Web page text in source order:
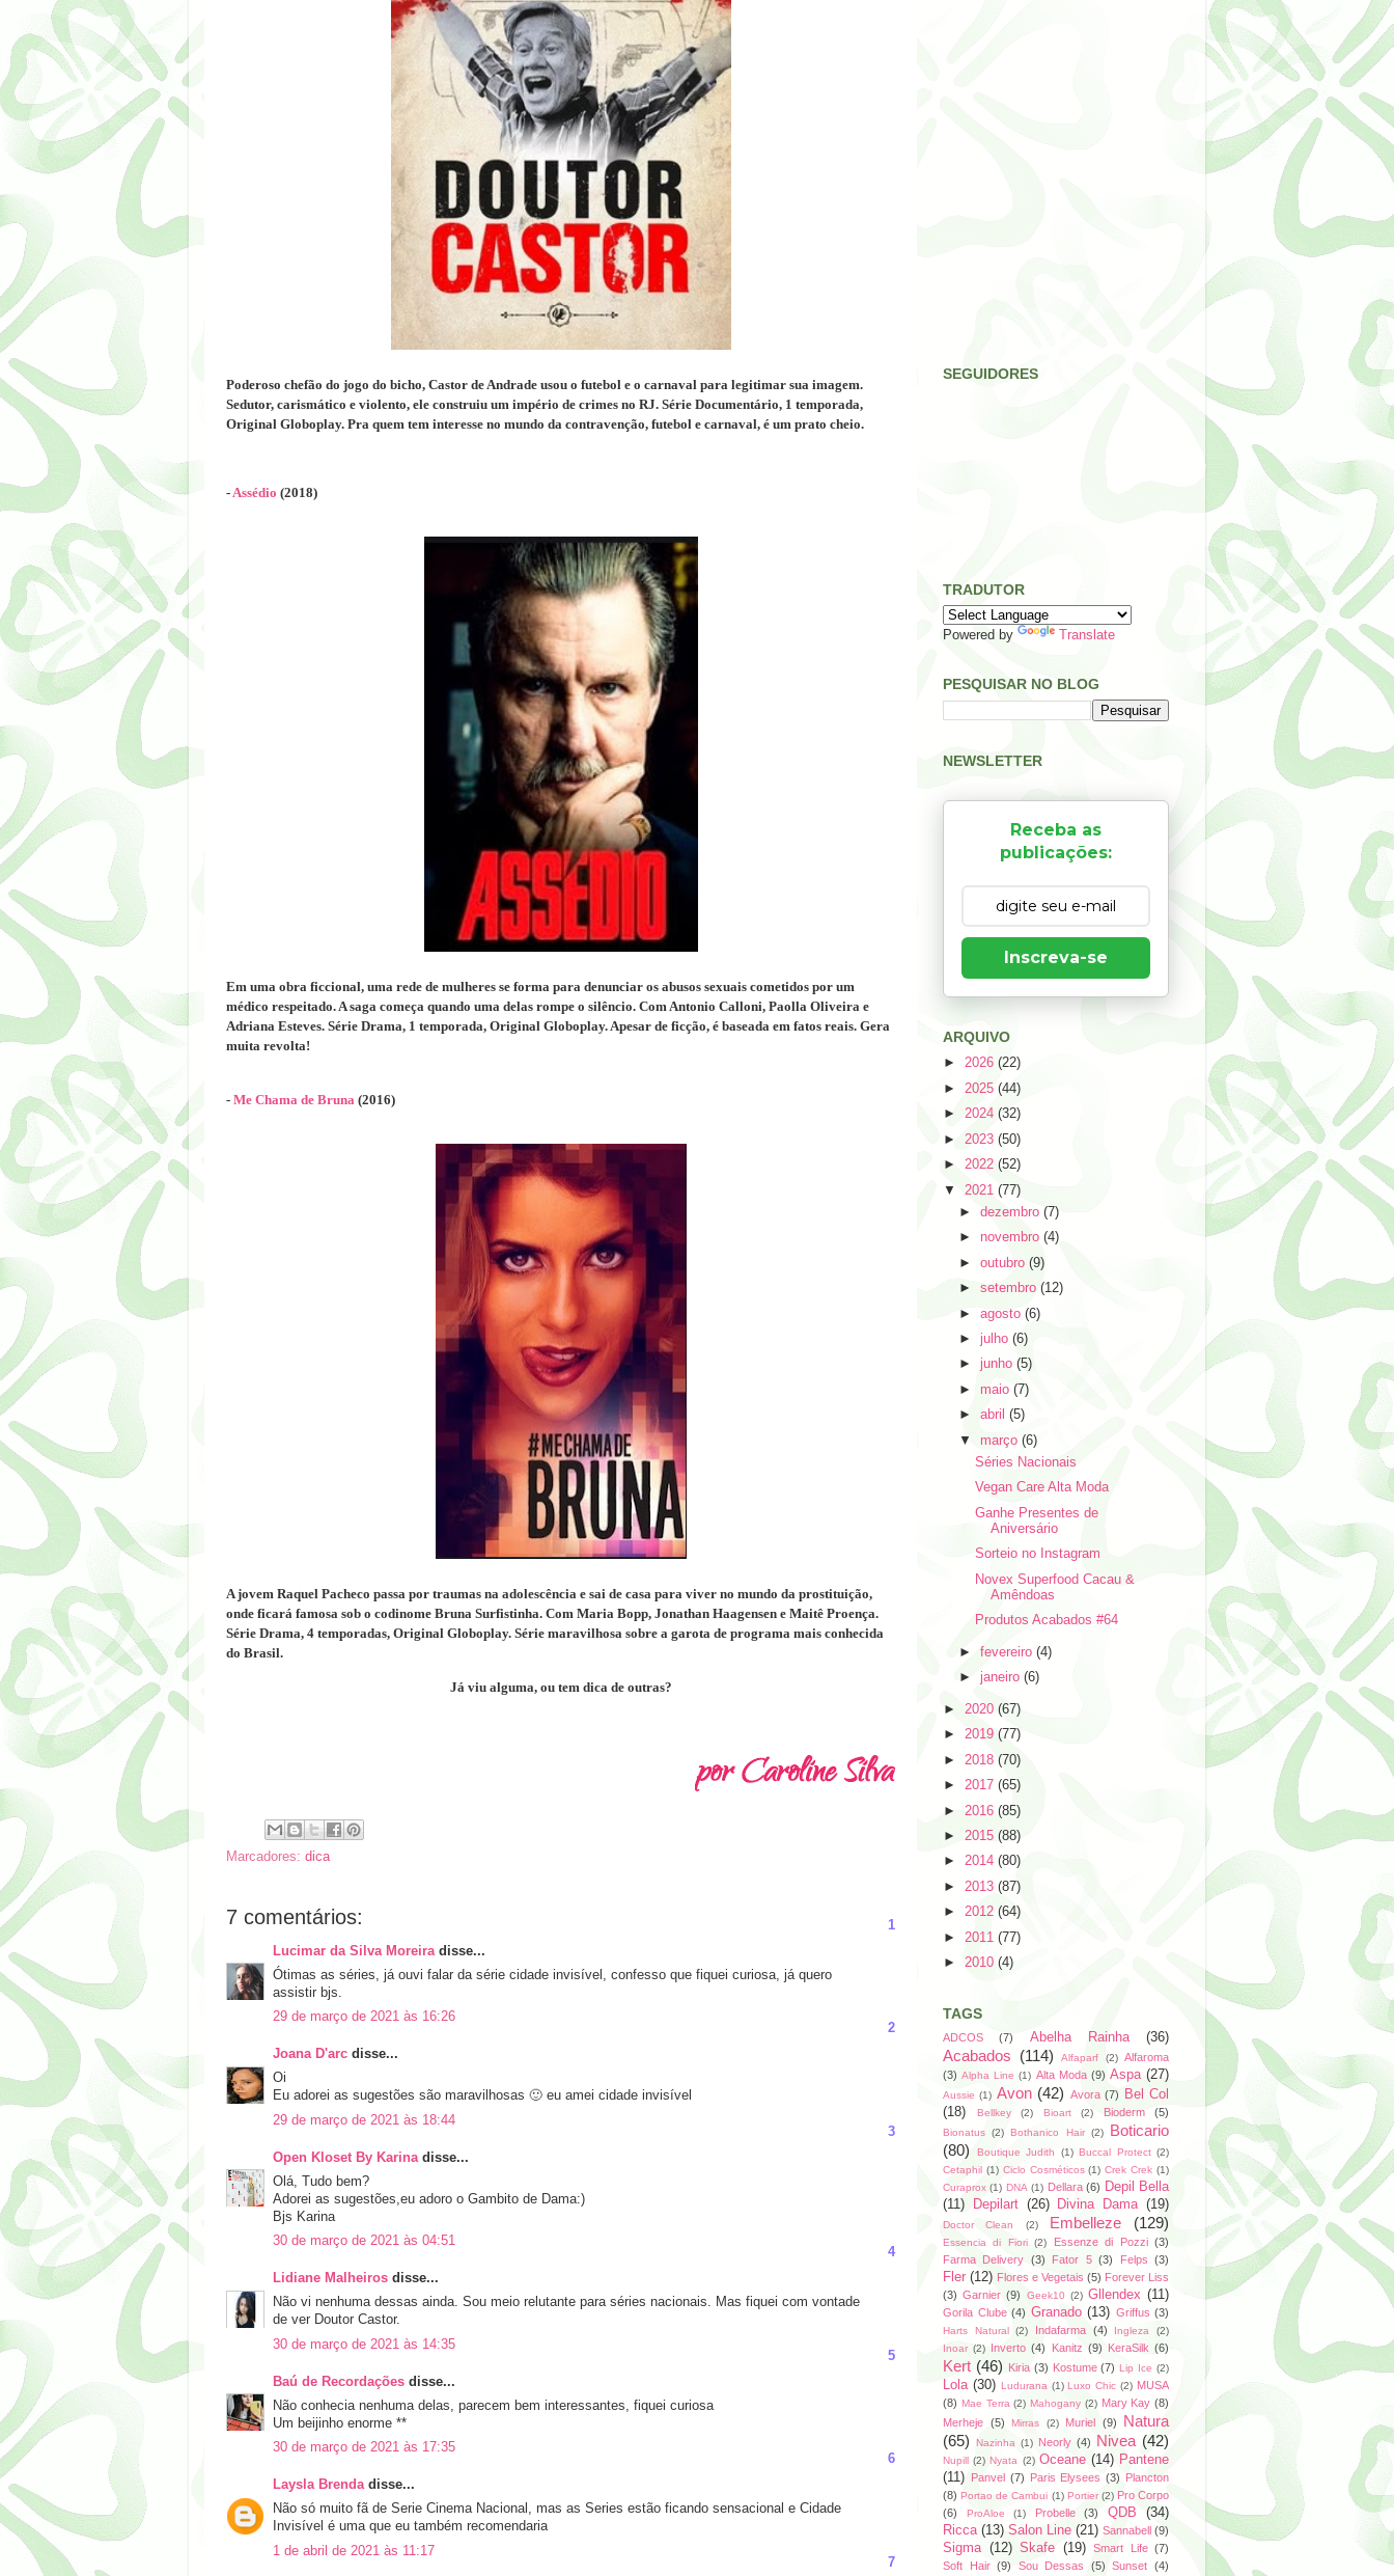
Poderoso chefão do jogo do bicho, Castor de Andrade usou o futebol e o carnaval para legitimar sua imagem.
Sedutor, carismático e violento, ele construiu um império de crimes no RJ. Série Documentário, 1 temporada,
Original Globoplay. Pra quem tem interesse no mundo da contravenção, futebol e carnaval, é um prato cheio.
-Assédio (2018)
Em uma obra ficcional, uma rede de mulheres se forma para denunciar os abusos sexuais cometidos por um
médico respeitado. A saga começa quando uma delas rompe o silêncio. Com Antonio Calloni, Paolla Oliveira e
Adriana Esteves. Série Drama, 1 temporada, Original Globoplay. Apesar de ficção, é baseada em fatos reais. Gera
muita revolta!
- Me Chama de Bruna (2016)
A jovem Raquel Pacheco passa por traumas na adolescência e sai de casa para viver no mundo da prostituição,
onde ficará famosa sob o codinome Bruna Surfistinha. Com Maria Bopp, Jonathan Haagensen e Maitê Proença.
Série Drama, 4 temporadas, Original Globoplay. Série maravilhosa sobre a garota de programa mais conhecida
do Brasil.
Já viu alguma, ou tem dica de outras?
Marcadores: dica
7 comentários:
Lucimar da Silva Moreira disse...
1
Ótimas as séries, já ouvi falar da série cidade invisível, confesso que fiquei curiosa, já quero
assistir bjs.
29 de março de 2021 às 16:26
Joana D'arc disse...
2
Oi
Eu adorei as sugestões são maravilhosas 🙂 eu amei cidade invisível
29 de março de 2021 às 18:44
Open Kloset By Karina disse...
3
Olá, Tudo bem?
Adorei as sugestões,eu adoro o Gambito de Dama:)
Bjs Karina
30 de março de 2021 às 04:51
Lidiane Malheiros disse...
4
Não vi nenhuma dessas ainda. Sou meio relutante para séries nacionais. Mas fiquei com vontade
de ver Doutor Castor.
30 de março de 2021 às 14:35
Baú de Recordações disse...
5
Não conhecia nenhuma delas, parecem bem interessantes, fiquei curiosa
Um beijinho enorme **
30 de março de 2021 às 17:35
Laysla Brendadisse...
6
Não só muito fã de Serie Cinema Nacional, mas as Series estão ficando sensacional e Cidade
Invisível é uma que eu também recomendaria
1 de abril de 2021 às 11:17
7
SEGUIDORES
TRADUTOR
Powered by Translate
PESQUISAR NO BLOG
NEWSLETTER
Receba as
publicações:
Inscreva-se
ARQUIVO
► 2026 (22)
► 2025 (44)
► 2024 (32)
► 2023 (50)
► 2022 (52)
▼ 2021 (77)
►dezembro(7)
► novembro(4)
►outubro(9)
►setembro(12)
►agosto(6)
► julho(6)
► junho(5)
► maio(7)
►abril(5)
▼ março(6)
Séries Nacionais
Vegan Care Alta Moda
Ganhe Presentes de
Aniversário
Sorteio no Instagram
Novex Superfood Cacau &
Amêndoas
Produtos Acabados #64
►fevereiro(4)
► janeiro(6)
► 2020 (67)
► 2019 (77)
► 2018 (70)
► 2017 (65)
► 2016 (85)
► 2015 (88)
► 2014 (80)
► 2013 (87)
► 2012 (64)
► 2011 (77)
► 2010 (4)
TAGS
ADCOS (7) Abelha Rainha (36)
Acabados (114) Alfaparf (2) Alfaroma
(3) Alpha Line (1) Alta Moda (9) Aspa (27)
Aussie (1) Avon (42) Avora (7)
Bel Col
(18)
Bellkey (2) Bioart (2) Bioderm (5)
Bionatus (2) Bothanico Hair (2)
Boticario
(80)
Boutique Judith (1) Buccal Protect (2)
Cetaphil (1) Ciclo Cosméticos (1) Crek Crek (1)
Curaprox (1) DNA (1) Dellara (6) Depil Bella
(11)
Depilart (26) Divina Dama (19)
Doctor Clean (2) Embelleze (129)
Essencia di Fiori (2) Essenze di Pozzi (3)
Farma Delivery (3) Fator 5 (3) Felps (3)
Fler (12) Flores e Vegetais (5) Forever Liss
(3) Garnier (9) Geek10 (2) Gllendex (11)
Gorila Clube (4) Granado (13) Griffus (3)
Harts Natural (2) Indafarma (4) Ingleza
(2)
Inoar (2) Inverto (4) Kanitz (9) KeraSilk (6)
Kert (46) Kiria (3) Kostume (7) Lip Ice (2)
Lola (30) Ludurana (1) Luxo Chic (2) MUSA
(8) Mae Terra (2) Mahogany (2) Mary Kay (8)
Merheje (5) Mirras (2) Muriel (9)
Natura
(65)
Nazinha (1) Neorly (4) Nivea (42)
Nupill (2) Nyata (2) Oceane (14) Pantene
(11)
Panvel (7) Paris Elysees (3)
Plancton
(8) Portao de Cambui (1) Portier (2) Pro Corpo
(6)
ProAloe (1) Probelle (3) QDB
(34)
Ricca (13) Salon Line (21) Sannabell (9)
Sigma (12) Skafe (19) Smart Life (7)
Soft Hair (9) Sou Dessas (5) Sunset (4)